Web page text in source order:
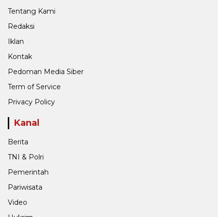
Tentang Kami
Redaksi
Iklan
Kontak
Pedoman Media Siber
Term of Service
Privacy Policy
Kanal
Berita
TNI & Polri
Pemerintah
Pariwisata
Video